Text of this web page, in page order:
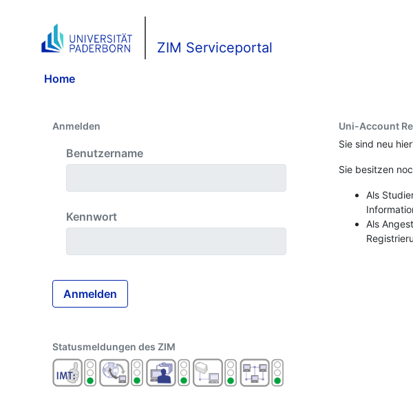
ZIM Serviceportal
Home
Anmelden
Anmelden
Benutzername
Kennwort
Anmelden
Statusmeldungen des ZIM
Uni-Account
Sie sind neu
Sie besitzen
Als
Als